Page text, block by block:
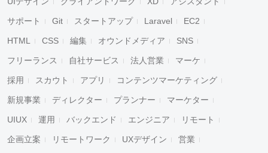
サポート Git スタートアップ Laravel EC2
HTML CSS 編集 オウンドメディア SNS
フリーランス 自社サービス 法人営業 マーケ
採用 スカウト アプリ コンテンツマーケティング
新規事業 ディレクター プランナー マーケター
UIUX 運用 バックエンド エンジニア リモート
企画立案 リモートワーク UXデザイン 営業